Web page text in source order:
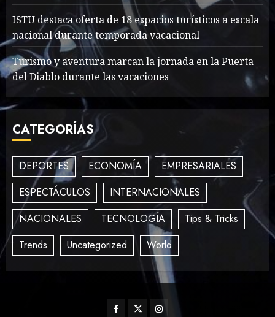
2
Searching for the
forgotten heroes of World
War Two
MAYO 14, 2024 860
3
Sex Talk? Its About Weight
4
How To Write Award
Winning Blog Headlines
MAYO 14, 2024
How Many of These Italian
ISTU destaca oferta de 18 espacios turísticos a escala
nacional durante temporada vacacional
Turismo y aventura marcan la jornada en la Puerta
del Diablo durante las vacaciones
CATEGORÍAS
DEPORTES ECONOMÍA
EMPRESARIALES
ESPECTÁCULOS
INTERNACIONALES
NACIONALES
TECNOLOGÍA
Tips & Tricks
Trends
Uncategorized World
Facebook
TwitterInstagram